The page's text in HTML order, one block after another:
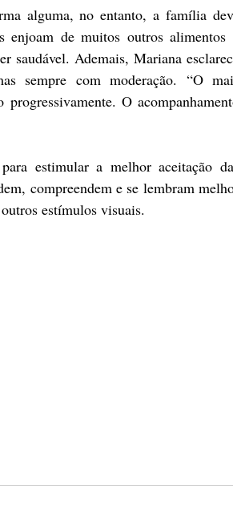
enjoam de muitos outros alimentos
saudável. Ademais, Mariana
sempre com moderação. “O
O
compreendem e se lembram
estímulos visuais.